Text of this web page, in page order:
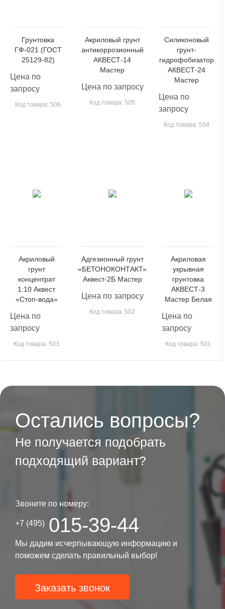
Грунтовка
ГФ-021 (ГОСТ
25129-82)
Цена по
запросу
Код товара: 506
Акриловый грунт
антикоррозионный
АКВЕСТ-14
Мастер
Цена по запросу
Код товара: 505
Силиконовый
грунт-
гидрофобизатор
АКВЕСТ-24
Мастер
Цена по
запросу
Код товара: 504
Акриловый
грунт
концентрат
1:10 Аквест
«Стоп-вода»
Цена по
запросу
Код товара: 503
Адгезионный грунт
«БЕТОНОКОНТАКТ»
Аквест-2Б Мастер
Цена по запросу
Код товара: 502
Акриловая
укрывная
грунтовка
АКВЕСТ-3
Мастер Белая
Цена по
запросу
Код товара: 501
Остались вопросы?
Не получается подобрать
подходящий вариант?
Звоните по номеру:
+7 (495) 015-39-44
Мы дадим исчерпывающую информацию и
поможем сделать правильный выбор!
Заказать звонок